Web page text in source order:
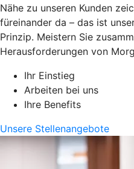
Nähe zu unseren Kunden
füreinander da – das ist
Prinzip. Meistern Sie
Herausforderungen von
Ihr Einstieg
Arbeiten bei uns
Ihre Benefits
Unsere Stellenangebote